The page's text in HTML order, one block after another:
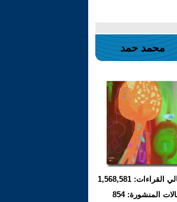
محمد حمد
القراءات: 1,568,581
المنشورة: 854